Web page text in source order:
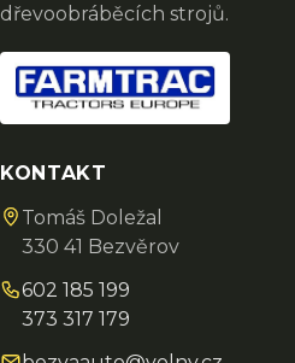
dřevoobráběcích strojů.
KONTAKT
Tomáš Doležal
330 41 Bezvěrov
602 185 199
373 317 179